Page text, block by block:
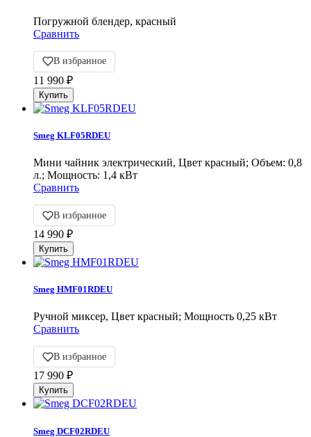
Погружной блендер, красный
Сравнить
В избранное
11 990 ₽
Smeg KLF05RDEU
Мини чайник электрический, Цвет красный; Объем: 0,8
л.; Мощность: 1,4 кВт
Сравнить
В избранное
14 990 ₽
Smeg HMF01RDEU
Ручной миксер, Цвет красный; Мощность 0,25 кВт
Сравнить
В избранное
17 990 ₽
Smeg DCF02RDEU